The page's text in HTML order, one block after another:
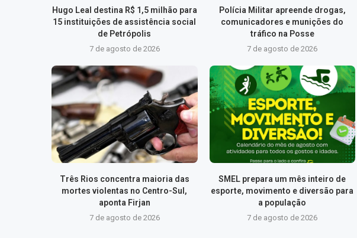
Hugo Leal destina R$ 1,5 milhão para
15 instituições de assistência social
de Petrópolis
7 de agosto de 2026
Polícia Militar apreende drogas,
comunicadores e munições do
tráfico na Posse
7 de agosto de 2026
Três Rios concentra maioria das
mortes violentas no Centro-Sul,
aponta Firjan
7 de agosto de 2026
SMEL prepara um mês inteiro de
esporte, movimento e diversão para
a população
7 de agosto de 2026